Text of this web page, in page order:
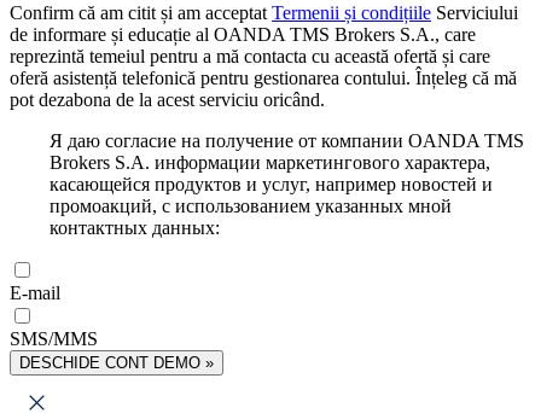
Confirm că am citit și am acceptat Termenii și condițiile Serviciului
de informare și educație al OANDA TMS Brokers S.A., care
reprezintă temeiul pentru a mă contacta cu această ofertă și care
oferă asistență telefonică pentru gestionarea contului. Înțeleg că mă
pot dezabona de la acest serviciu oricând.
Я даю согласие на получение от компании OANDA TMS
Brokers S.A. информации маркетингового характера,
касающейся продуктов и услуг, например новостей и
промоакций, с использованием указанных мной
контактных данных:
E-mail
SMS/MMS
DESCHIDE CONT DEMO »